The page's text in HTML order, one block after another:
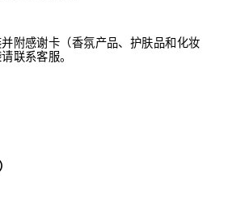
附感谢卡（香氛产品、护肤品和化妆
联系客服。